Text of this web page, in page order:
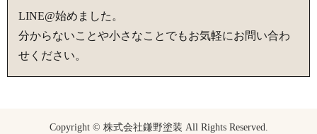
LINE@始めました。
分からないことや小さなことでもお気軽にお問い合わ
せください。
Copyright © 株式会社鎌野塗装 All Rights Reserved.